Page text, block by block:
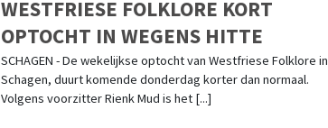
WESTFRIESE FOLKLORE KORT
OPTOCHT IN WEGENS HITTE
SCHAGEN - De wekelijkse optocht van Westfriese Folklore in
Schagen, duurt komende donderdag korter dan normaal.
Volgens voorzitter Rienk Mud is het [...]